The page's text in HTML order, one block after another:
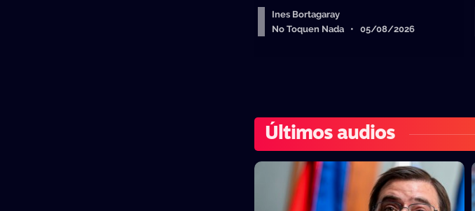
Ines Bortagaray
No Toquen Nada • 05/08/2026
Últimos audios